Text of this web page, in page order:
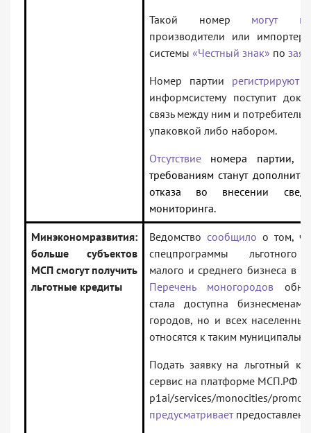
Такой номер могут
производители или
системы «Честный знак» по
Номер партии регистрируют
информсистему поступит
связь между ним и
упаковкой либо набором.
Отсутствие номера партии,
требованиям станут
отказа во внесении
мониторинга.
Минэкономразвития:
больше субъектов
МСП смогут получить
льготные кредиты
Ведомство сообщило о том,
спецпрограммы льготного
малого и среднего бизнеса в
Перечень моногородов
стала доступна
городов, но и всех
относятся к таким
Подать заявку на льготный
сервис на платформе МСП.РФ
p1ai/services/monocities/
предусматривает